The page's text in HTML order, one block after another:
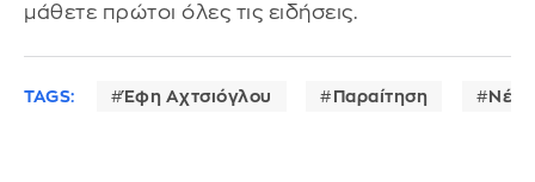
μάθετε πρώτοι όλες τις ειδήσεις.
TAGS: Έφη Αχτσιόγλου Παραίτηση Νέα